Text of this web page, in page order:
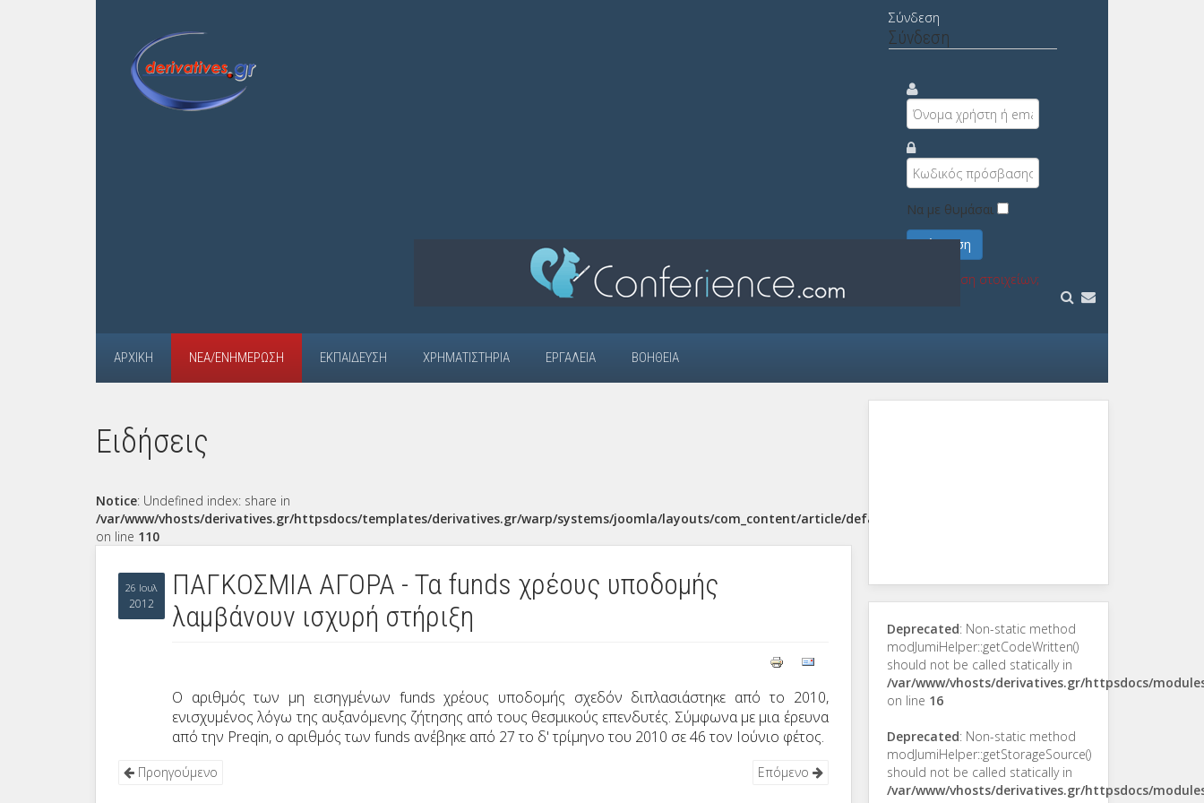
Σύνδεση
Σύνδεση
Να με θυμάσαι
Σύνδεση
Υπενθύμιση στοιχείων;
ΑΡΧΙΚΉ ΝΈΑ/ΕΝΗΜΈΡΩΣΗ ΕΚΠΑΊΔΕΥΣΗ ΧΡΗΜΑΤΙΣΤΉΡΙΑ ΕΡΓΑΛΕΊΑ ΒΟΉΘΕΙΑ
Ειδήσεις
Notice: Undefined index: share in
/var/www/vhosts/derivatives.gr/httpsdocs/templates/derivatives.gr/warp/systems/joomla/layouts/com_content/article/default.php
on line 110
26 Ιουλ
2012
ΠΑΓΚΟΣΜΙΑ ΑΓΟΡΑ - Τα funds χρέους υποδομής
λαμβάνουν ισχυρή στήριξη
Ο αριθμός των μη εισηγμένων funds χρέους υποδομής σχεδόν διπλασιάστηκε από το 2010,
ενισχυμένος λόγω της αυξανόμενης ζήτησης από τους θεσμικούς επενδυτές. Σύμφωνα με μια έρευνα
από την Preqin, ο αριθμός των funds ανέβηκε από 27 το δ' τρίμηνο του 2010 σε 46 τον Ιούνιο φέτος.
Προηγούμενο Επόμενο
Deprecated: Non-static method
modJumiHelper::getCodeWritten()
should not be called statically in
/var/www/vhosts/derivatives.gr/httpsdocs/
on line 16
Deprecated: Non-static method
modJumiHelper::getStorageSource()
should not be called statically in
/var/www/vhosts/derivatives.gr/httpsdocs/